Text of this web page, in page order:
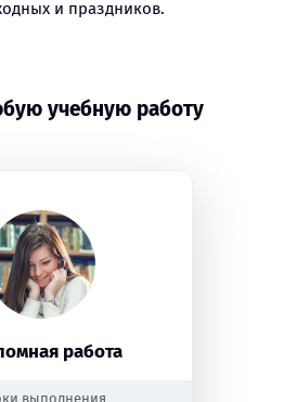
и праздников.
учебную работу
работа
выполнения